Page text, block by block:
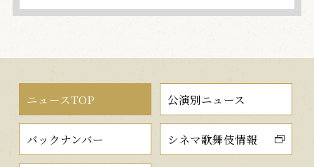
ニュースTOP 公演別ニュース
バックナンバー シネマ歌舞伎情報